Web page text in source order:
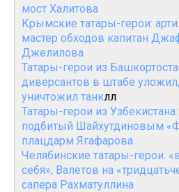
мост Халитова
Крымские татары-герои:
мастер обходов капитан
Джелилова
Татары-герои из
диверсантов в штабе
уничтожил танклл
Татары-герои из
подбитый Шайхутдиновым
плацдарм Ягафарова
Челябинские татары-герои:
себя», Валетов на
сапера Рахматуллина